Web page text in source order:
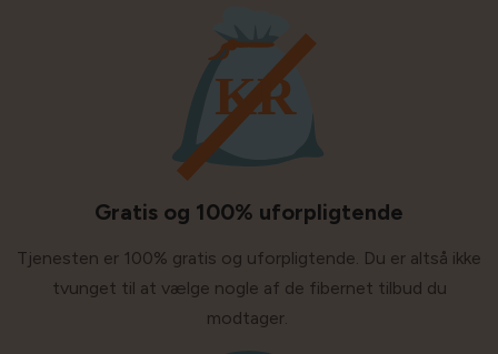
Gratis og 100% uforpligtende
Tjenesten er 100% gratis og uforpligtende. Du er altså ikke
tvunget til at vælge nogle af de fibernet tilbud du